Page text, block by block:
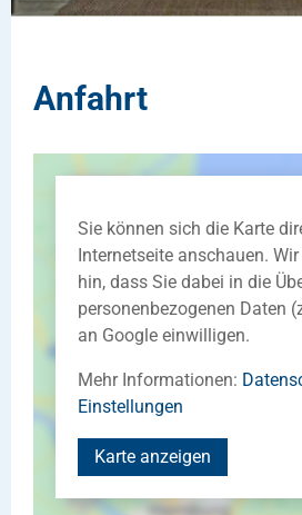
Anfahrt
Sie können sich die Karte
Internetseite anschauen.
hin, dass Sie dabei in die
personenbezogenen Daten
an Google einwilligen.
Mehr Informationen:
Einstellungen
Karte anzeigen